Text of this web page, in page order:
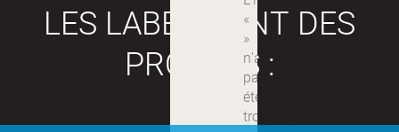
LES LABEX SONT DES
PROJETS :